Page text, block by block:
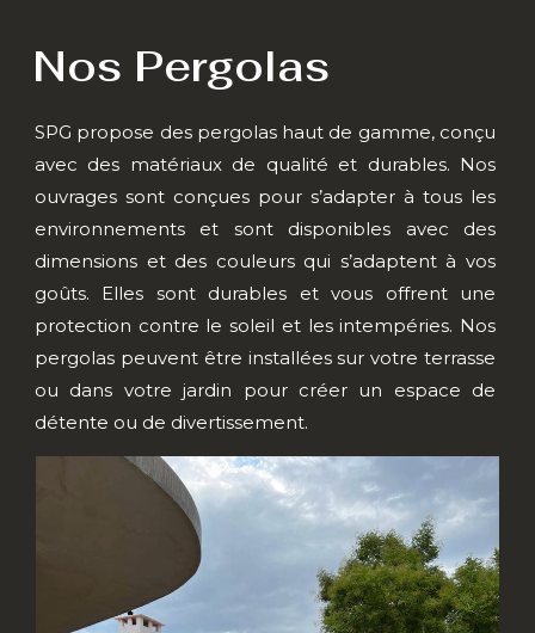
Nos Pergolas
SPG propose des pergolas haut de gamme, conçu
avec des matériaux de qualité et durables. Nos
ouvrages sont conçues pour s’adapter à tous les
environnements et sont disponibles avec des
dimensions et des couleurs qui s’adaptent à vos
goûts. Elles sont durables et vous offrent une
protection contre le soleil et les intempéries. Nos
pergolas peuvent être installées sur votre terrasse
ou dans votre jardin pour créer un espace de
détente ou de divertissement.